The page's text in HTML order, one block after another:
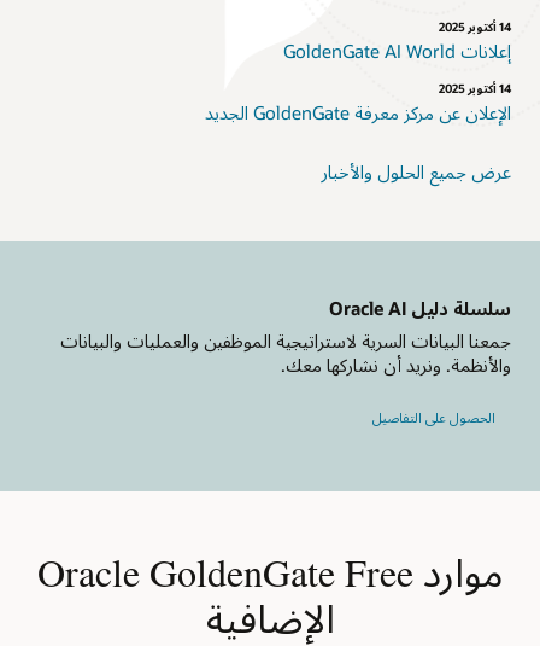
إعلانات GoldenGate AI World‏
الإعلان عن مركز معرفة GoldenGate الجديد
عرض جميع الحلول والأخبار
سلسلة دليل Oracle AI
جمعنا البيانات السرية لاستراتيجية الموظفين والعمليات والبيانات
والأنظمة. ونريد أن نشاركها معك.
الحصول على التفاصيل
موارد Oracle GoldenGate Free
الإضافية